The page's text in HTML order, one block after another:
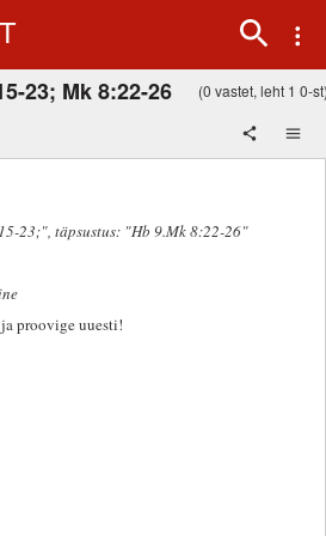
23; Mk 8:22-26 (0 vastet, leht 1 0-
23;", täpsustus: "Hb 9.Mk 8:22-26"
proovige uuesti!